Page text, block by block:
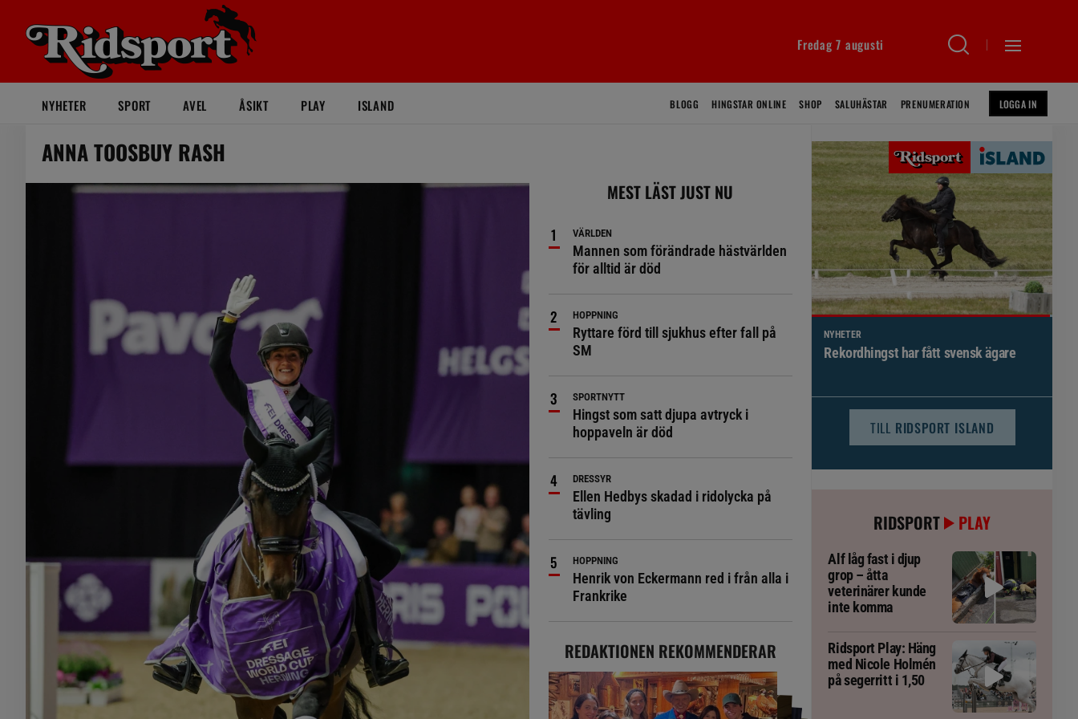
Fredag 7 augusti
NYHETER SPORT AVEL ÅSIKT PLAY ISLAND BLOGG HINGSTAR ONLINE SHOP SALUHÄSTAR PRENUMERATION LOGGA IN
ANNA TOOSBUY RASH
MEST LÄST JUST NU
VÄRLDEN
Mannen som förändrade hästvärlden
för alltid är död
HOPPNING
Ryttare förd till sjukhus efter fall på
SM
SPORTNYTT
Hingst som satt djupa avtryck i
hoppaveln är död
DRESSYR
Ellen Hedbys skadad i ridolycka på
tävling
HOPPNING
Henrik von Eckermann red i från alla i
Frankrike
REDAKTIONEN REKOMMENDERAR
NYHETER
Brett politiskt stöd för förändringar i
TILL RIDSPORT ISLAND
RIDSPORT PLAY
Alf låg fast i djup
grop – åtta
veterinärer kunde
inte komma
Ridsport Play: Häng
med Nicole Holmén
på segerritt i 1,50